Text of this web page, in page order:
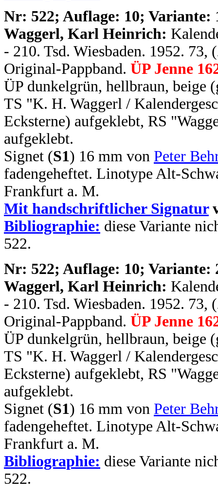
Nr: 522; Auflage: 10; Variante:
Waggerl, Karl Heinrich:
- 210. Tsd. Wiesbaden. 1952. 73,
Original-Pappband. ÜP Jenne
ÜP dunkelgrün, hellbraun, beige
TS "K. H. Waggerl /
Ecksterne) aufgeklebt, RS
aufgeklebt.
Signet (S1) 16 mm von Peter
fadengeheftet. Linotype Alt-
Frankfurt a. M.
Mit handschriftlicher Signatur
Bibliographie: diese Variante
522.
Nr: 522; Auflage: 10; Variante:
Waggerl, Karl Heinrich:
- 210. Tsd. Wiesbaden. 1952. 73,
Original-Pappband. ÜP Jenne
ÜP dunkelgrün, hellbraun, beige
TS "K. H. Waggerl /
Ecksterne) aufgeklebt, RS
aufgeklebt.
Signet (S1) 16 mm von Peter
fadengeheftet. Linotype Alt-
Frankfurt a. M.
Bibliographie: diese Variante
522.